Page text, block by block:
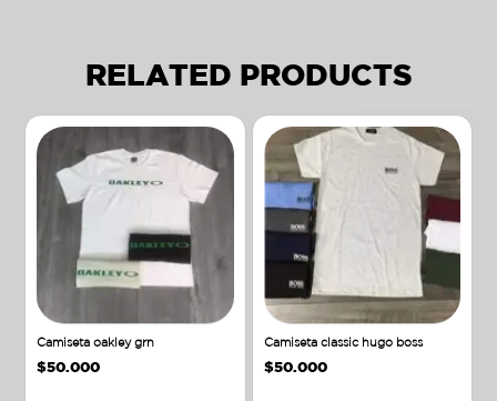
RELATED PRODUCTS
Camiseta oakley grn
$50.000
Camiseta classic hugo boss
$50.000